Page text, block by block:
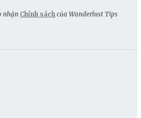
nhận Chính sáchcủa Wanderlust Tips